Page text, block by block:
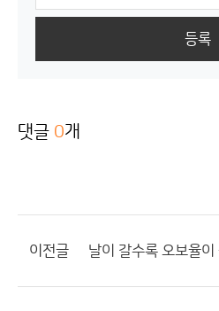
등록
댓글 0개
이전글 날이 갈수록 오보율이